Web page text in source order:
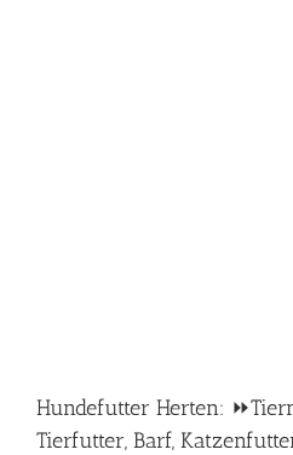
Hundefutter Herten:
Tierfutter, Barf,